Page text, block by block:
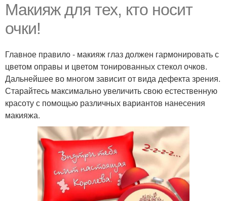
Макияж для тех, кто носит
очки!
Главное правило - макияж глаз должен гармонировать с
цветом оправы и цветом тонированных стекол очков.
Дальнейшее во многом зависит от вида дефекта зрения.
Старайтесь максимально увеличить свою естественную
красоту с помощью различных вариантов нанесения
макияжа.